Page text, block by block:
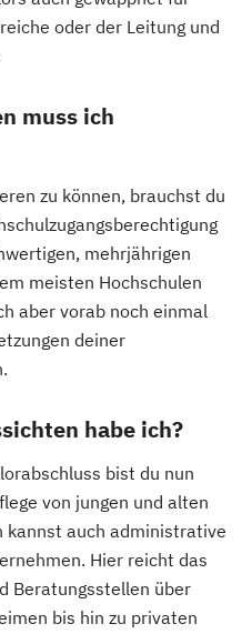
oder der Leitung und
muss ich
zu können, brauchst du
mehrjährigen
meisten Hochschulen
aber vorab noch einmal
deiner
habe ich?
bist du nun
von jungen und alten
kannst auch administrative
Hier reicht das
Beratungsstellen über
bis hin zu privaten